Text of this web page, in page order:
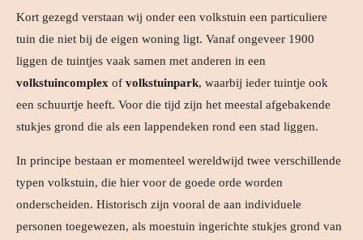
Kort gezegd verstaan wij onder een volkstuin een particuliere
tuin die niet bij de eigen woning ligt. Vanaf ongeveer 1900
liggen de tuintjes vaak samen met anderen in een
volkstuincomplex of volkstuinpark, waarbij ieder tuintje ook
een schuurtje heeft. Voor die tijd zijn het meestal afgebakende
stukjes grond die als een lappendeken rond een stad liggen.
In principe bestaan er momenteel wereldwijd twee verschillende
typen volkstuin, die hier voor de goede orde worden
onderscheiden. Historisch zijn vooral de aan individuele
personen toegewezen, als moestuin ingerichte stukjes grond van